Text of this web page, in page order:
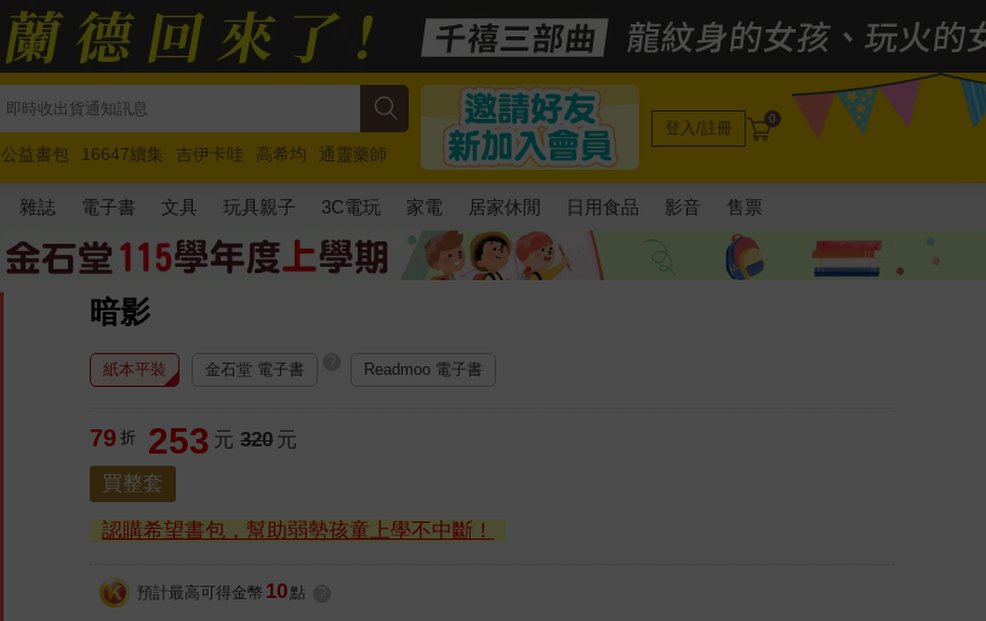
公益書包 16647續集 吉伊卡哇 高希均
通靈藥師
馬斯克 玩具總動員5 超慢跑
登入/註冊 0
雜誌 電子書 文具 玩具親子 3C電玩 家電 居家休閒 日用食品 影音 售票
暗影
紙本平裝 金石堂 電子書 Readmoo 電子書
79 折 253 元 320 元
買整套
認購希望書包，幫助弱勢孩童上學不中斷！
預計最高可得金幣 10 點